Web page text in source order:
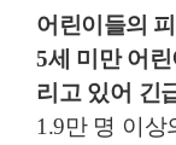
어린이들의
5세 미만 어
리고 있어 긴
1.9만 명 이상